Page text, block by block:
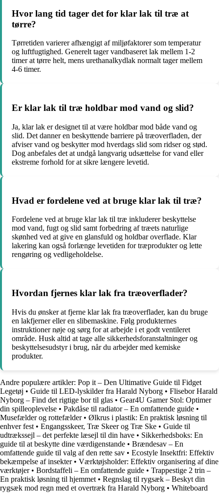
Hvor lang tid tager det for klar lak til træ at
tørre?
Tørretiden varierer afhængigt af miljøfaktorer som temperatur
og luftfugtighed. Generelt tager vandbaseret lak mellem 1-2
timer at tørre helt, mens urethanalkydlak normalt tager mellem
4-6 timer.
Er klar lak til træ holdbar mod vand og slid?
Ja, klar lak er designet til at være holdbar mod både vand og
slid. Det danner en beskyttende barriere på træoverfladen, der
afviser vand og beskytter mod hverdags slid som ridser og stød.
Dog anbefales det at undgå langvarig udsættelse for vand eller
ekstreme forhold for at sikre længere levetid.
Hvad er fordelene ved at bruge klar lak til træ?
Fordelene ved at bruge klar lak til træ inkluderer beskyttelse
mod vand, fugt og slid samt forbedring af træets naturlige
skønhed ved at give en glansfuld og holdbar overflade. Klar
lakering kan også forlænge levetiden for træprodukter og lette
rengøring og vedligeholdelse.
Hvordan fjernes klar lak fra træoverflader?
Hvis du ønsker at fjerne klar lak fra træoverflader, kan du bruge
en lakfjerner eller en slibemaskine. Følg produkternes
instruktioner nøje og sørg for at arbejde i et godt ventileret
område. Husk altid at tage alle sikkerhedsforanstaltninger og
beskyttelsesudstyr i brug, når du arbejder med kemiske
produkter.
Andre populære artikler: Pop it – Den Ultimative Guide til Fidget
Legetøj • Guide til LED-lyskilder fra Harald Nyborg • Flisebor Harald
Nyborg – Find det rigtige bor til glas • Gear4U Gamer Stol: Optimer
din spilleoplevelse • Pakdåse til radiator – En omfattende guide •
Musefælder og rottefælder• Ølkrus i plastik: En praktisk løsning til
enhver fest • Engangsskeer, Træ Skeer og Træ Ske • Guide til
udtrækssejl – det perfekte læsejl til din have • Sikkerhedsboks: En
guide til at beskytte dine værdigenstande • Brændesav – En
omfattende guide til valg af den rette sav • Ecostyle Insektfri: Effektiv
bekæmpelse af insekter• Værktøjsholder: Effektiv organisering af dine
værktøjer• Bordstaffeli – En omfattende guide • Trappestige 2 trin –
En praktisk løsning til hjemmet • Regnslag til rygsæk – Beskyt din
rygsæk mod regn med et overtræk fra Harald Nyborg • Whiteboard